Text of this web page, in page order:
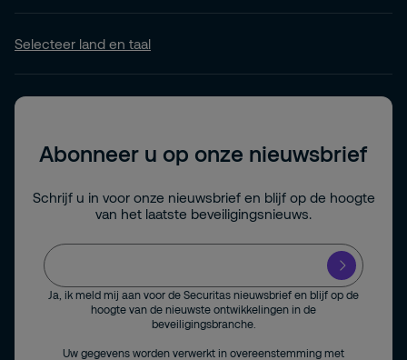
Selecteer land en taal
Abonneer u op onze nieuwsbrief
Schrijf u in voor onze nieuwsbrief en blijf op de hoogte
van het laatste beveiligingsnieuws.
Ja, ik meld mij aan voor de Securitas nieuwsbrief en blijf op de
hoogte van de nieuwste ontwikkelingen in de
beveiligingsbranche.
Uw gegevens worden verwerkt in overeenstemming met